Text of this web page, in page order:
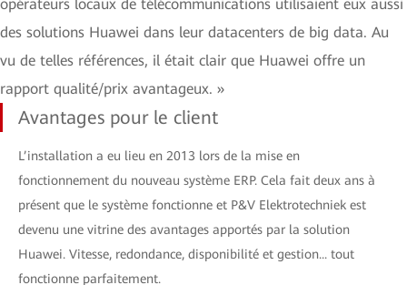
opérateurs locaux de télécommunications utilisaient eux aussi
des solutions Huawei dans leur datacenters de big data. Au
vu de telles références, il était clair que Huawei offre un
rapport qualité/prix avantageux. »
Avantages pour le client
L’installation a eu lieu en 2013 lors de la mise en
fonctionnement du nouveau système ERP. Cela fait deux ans à
présent que le système fonctionne et P&V Elektrotechniek est
devenu une vitrine des avantages apportés par la solution
Huawei. Vitesse, redondance, disponibilité et gestion... tout
fonctionne parfaitement.